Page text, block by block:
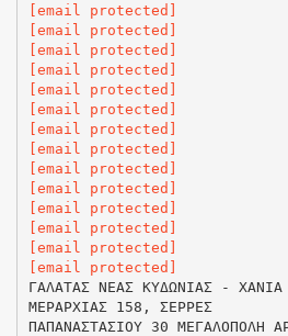
[email protected]
[email protected]
[email protected]
[email protected]
[email protected]
[email protected]
[email protected]
[email protected]
[email protected]
[email protected]
[email protected]
[email protected]
[email protected]
[email protected]
ΓΑΛΑΤΑΣ ΝΕΑΣ ΚΥΔΩΝΙΑΣ - ΧΑΝΙΑ
ΜΕΡΑΡΧΙΑΣ 158, ΣΕΡΡΕΣ
ΠΑΠΑΝΑΣΤΑΣΙΟΥ 30 ΜΕΓΑΛΟΠΟΛΗ